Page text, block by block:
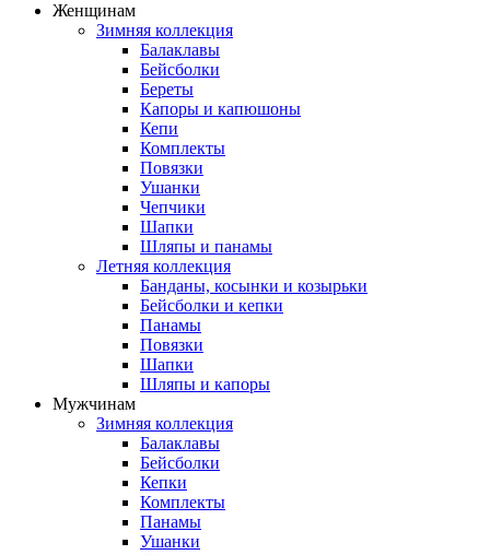
Женщинам
Зимняя коллекция
Балаклавы
Бейсболки
Береты
Капоры и капюшоны
Кепи
Комплекты
Повязки
Ушанки
Чепчики
Шапки
Шляпы и панамы
Летняя коллекция
Банданы, косынки и козырьки
Бейсболки и кепки
Панамы
Повязки
Шапки
Шляпы и капоры
Мужчинам
Зимняя коллекция
Балаклавы
Бейсболки
Кепки
Комплекты
Панамы
Ушанки